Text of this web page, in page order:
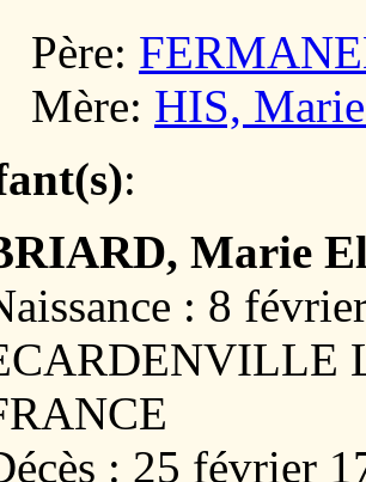
Père:
Mère: HIS,
:
Marie
: 8
: 25 février